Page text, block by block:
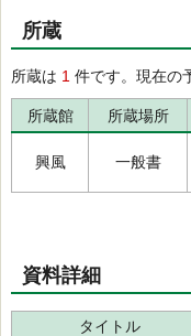
所蔵
所蔵は 1 件です。現在の
所蔵館 所蔵場所
興風 一般書
資料詳細
タイトル